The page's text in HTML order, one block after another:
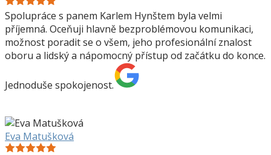
Spolupráce s panem Karlem Hynštem byla velmi
příjemná. Oceňuji hlavně bezproblémovou komunikaci,
možnost poradit se o všem, jeho profesionální znalost
oboru a lidský a nápomocný přístup od začátku do konce.
Jednoduše spokojenost.
Eva Matušková